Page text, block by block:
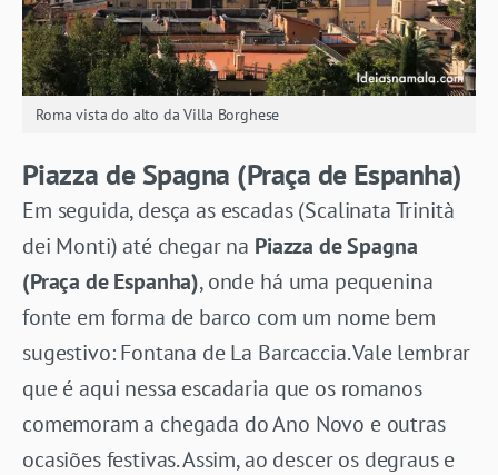
Roma vista do alto da Villa Borghese
Piazza de Spagna (Praça de Espanha)
Em seguida, desça as escadas (Scalinata Trinità
dei Monti) até chegar na Piazza de Spagna
(Praça de Espanha), onde há uma pequenina
fonte em forma de barco com um nome bem
sugestivo: Fontana de La Barcaccia. Vale lembrar
que é aqui nessa escadaria que os romanos
comemoram a chegada do Ano Novo e outras
ocasiões festivas. Assim, ao descer os degraus e